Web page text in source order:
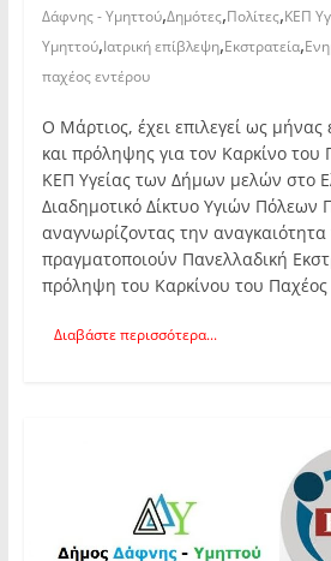
Δάφνης - Υμηττού,Δημότες,Πολίτες,ΚΕΠ
Υμηττού,Ιατρική επίβλεψη,Εκστρατεία,
παχέος εντέρου
O Mάρτιος, έχει επιλεγεί ως
και πρόληψης για τον Καρκίνο του
ΚΕΠ Υγείας των Δήμων μελών στο
Διαδημοτικό Δίκτυο Υγιών Πόλεων
αναγνωρίζοντας την
πραγματοποιούν Πανελλαδική
πρόληψη του Καρκίνου του Παχέος
Διαβάστε περισσότερα...